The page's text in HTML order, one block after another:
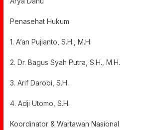
Penasehat Hukum
1. A’an Pujianto, S.H., M.H.
2. Dr. Bagus Syah Putra, S.H., M.H.
3. Arif Darobi, S.H.
4. Adji Utomo, S.H.
Koordinator & Wartawan Nasional